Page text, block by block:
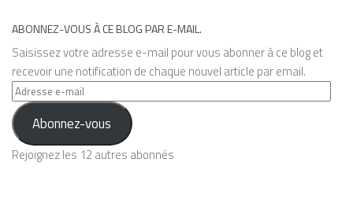
ABONNEZ-VOUS À CE BLOG PAR E-MAIL.
Saisissez votre adresse e-mail pour vous abonner à ce blog et
recevoir une notification de chaque nouvel article par email.
Adresse
e-
mail Abonnez-vous
Rejoignez les 12 autres abonnés